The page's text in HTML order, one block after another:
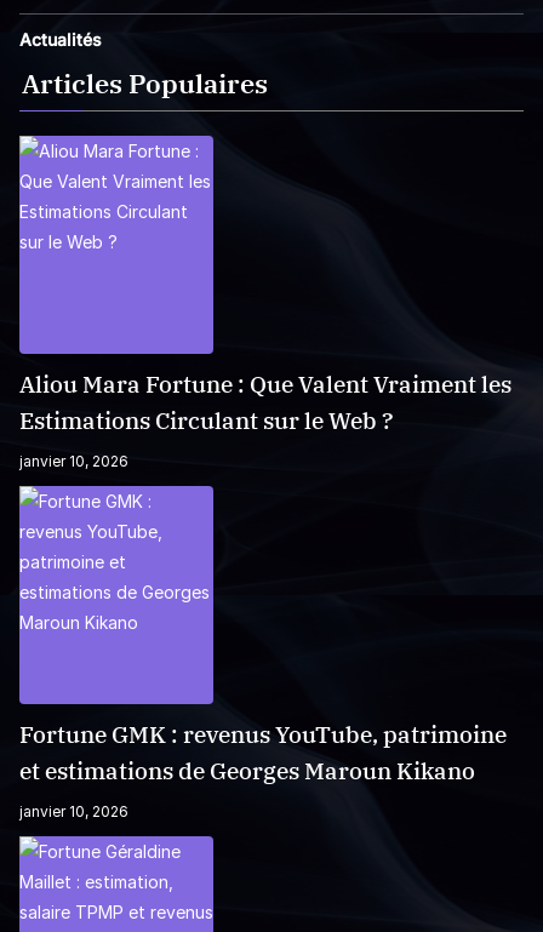
Actualités
Articles Populaires
Aliou Mara Fortune : Que Valent Vraiment les
Estimations Circulant sur le Web ?
janvier 10, 2026
Fortune GMK : revenus YouTube, patrimoine
et estimations de Georges Maroun Kikano
janvier 10, 2026